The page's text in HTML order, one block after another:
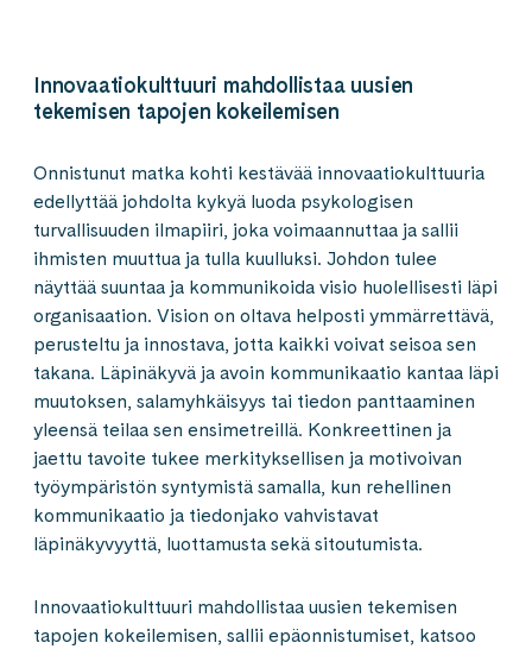
Innovaatiokulttuuri mahdollistaa uusien
tekemisen tapojen kokeilemisen
Onnistunut matka kohti kestävää innovaatiokulttuuria
edellyttää johdolta kykyä luoda psykologisen
turvallisuuden ilmapiiri, joka voimaannuttaa ja sallii
ihmisten muuttua ja tulla kuulluksi. Johdon tulee
näyttää suuntaa ja kommunikoida visio huolellisesti läpi
organisaation. Vision on oltava helposti ymmärrettävä,
perusteltu ja innostava, jotta kaikki voivat seisoa sen
takana. Läpinäkyvä ja avoin kommunikaatio kantaa läpi
muutoksen, salamyhkäisyys tai tiedon panttaaminen
yleensä teilaa sen ensimetreillä. Konkreettinen ja
jaettu tavoite tukee merkityksellisen ja motivoivan
työympäristön syntymistä samalla, kun rehellinen
kommunikaatio ja tiedonjako vahvistavat
läpinäkyvyyttä, luottamusta sekä sitoutumista.
Innovaatiokulttuuri mahdollistaa uusien tekemisen
tapojen kokeilemisen, sallii epäonnistumiset, katsoo